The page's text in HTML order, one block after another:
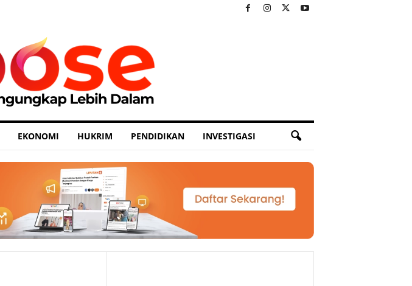
EKONOMI HUKRIM PENDIDIKAN INVESTIGASI